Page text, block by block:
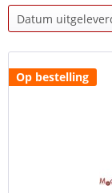
Op bestelling